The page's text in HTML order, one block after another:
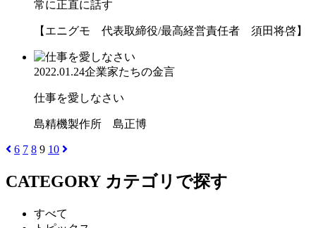
常に正直に話す
【エニグモ 代表取締役/最高経営責任者 須田将啓】
2022.01.24企業家たちの金言
仕事を愛しなさい
島精機製作所 島正博
6 7 8 9 10
CATEGORY カテゴリで探す
すべて